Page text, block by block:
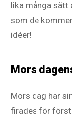
lika många sätt
som de
idéer!
Mors
Mors dag har
firades för